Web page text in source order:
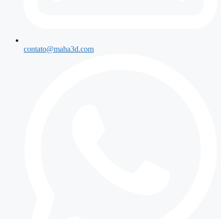
contato@maha3d.com